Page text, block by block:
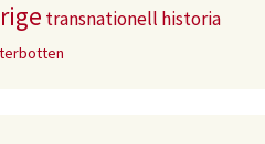
transnationell historia